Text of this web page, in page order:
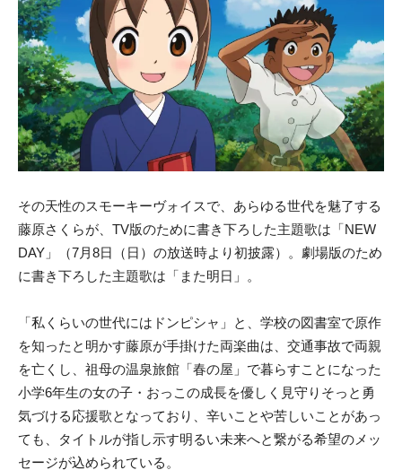
その天性のスモーキーヴォイスで、あらゆる世代を魅了する
藤原さくらが、TV版のために書き下ろした主題歌は「NEW
DAY」（7月8日（日）の放送時より初披露）。劇場版のため
に書き下ろした主題歌は「また明日」。
「私くらいの世代にはドンピシャ」と、学校の図書室で原作
を知ったと明かす藤原が手掛けた両楽曲は、交通事故で両親
を亡くし、祖母の温泉旅館「春の屋」で暮らすことになった
小学6年生の女の子・おっこの成長を優しく見守りそっと勇
気づける応援歌となっており、辛いことや苦しいことがあっ
ても、タイトルが指し示す明るい未来へと繋がる希望のメッ
セージが込められている。